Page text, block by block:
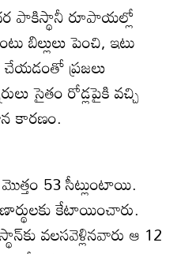
పాకిస్థానీ రూపాయల్లో
బిల్లులు పెంచి, ఇటు
ప్రజలు
సైతం రోడ్లపైకి వచ్చి
కారణం.
53 సీట్లుంటాయి.
కేటాయించారు.
వలసవెళ్లినవారు ఆ 12